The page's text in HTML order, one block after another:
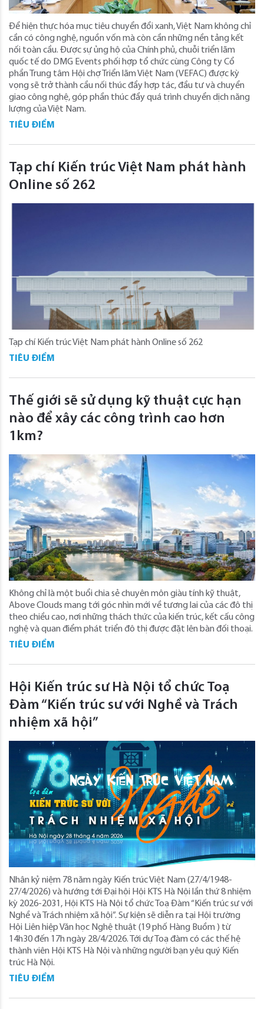
Để hiện thực hóa mục tiêu chuyển đổi xanh, Việt Nam không chỉ
cần có công nghệ, nguồn vốn mà còn cần những nền tảng kết
nối toàn cầu. Được sự ủng hộ của Chính phủ, chuỗi triển lãm
quốc tế do DMG Events phối hợp tổ chức cùng Công ty Cổ
phần Trung tâm Hội chợ Triển lãm Việt Nam (VEFAC) được kỳ
vọng sẽ trở thành cầu nối thúc đẩy hợp tác, đầu tư và chuyển
giao công nghệ, góp phần thúc đẩy quá trình chuyển dịch năng
lượng của Việt Nam.
TIÊU ĐIỂM
Tạp chí Kiến trúc Việt Nam phát hành
Online số 262
Tạp chí Kiến trúc Việt Nam phát hành Online số 262
TIÊU ĐIỂM
Thế giới sẽ sử dụng kỹ thuật cực hạn
nào để xây các công trình cao hơn
1km?
Không chỉ là một buổi chia sẻ chuyên môn giàu tính kỹ thuật,
Above Clouds mang tới góc nhìn mới về tương lai của các đô thị
theo chiều cao, nơi những thách thức của kiến trúc, kết cấu công
nghệ và quan điểm phát triển đô thị được đặt lên bàn đối thoại.
TIÊU ĐIỂM
Hội Kiến trúc sư Hà Nội tổ chức Toạ
Đàm “Kiến trúc sư với Nghề và Trách
nhiệm xã hội”
Nhân kỷ niệm 78 năm ngày Kiến trúc Việt Nam (27/4/1948-
27/4/2026) và hướng tới Đại hội Hội KTS Hà Nội lần thứ 8 nhiệm
kỳ 2026-2031, Hội KTS Hà Nội tổ chức Toạ Đàm “Kiến trúc sư với
Nghề và Trách nhiệm xã hội”. Sự kiện sẽ diễn ra tại Hội trường
Hội Liên hiệp Văn học Nghệ thuật (19 phố Hàng Buồm ) từ
14h30 đến 17h ngày 28/4/2026. Tới dự Toạ đàm có các thế hệ
thành viên Hội KTS Hà Nội và những người bạn yêu quý Kiến
trúc Hà Nội.
TIÊU ĐIỂM